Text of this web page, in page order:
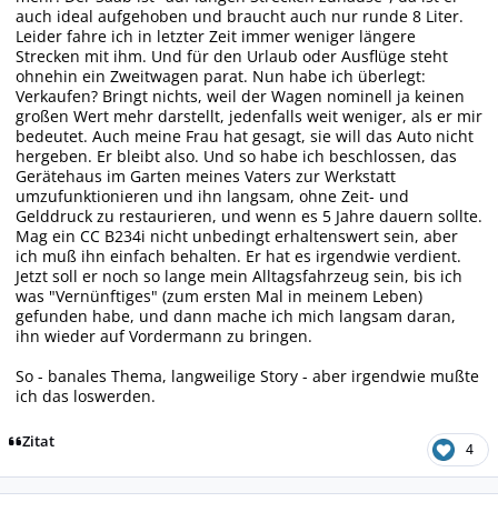
auch ideal aufgehoben und braucht auch nur runde 8 Liter.
Leider fahre ich in letzter Zeit immer weniger längere
Strecken mit ihm. Und für den Urlaub oder Ausflüge steht
ohnehin ein Zweitwagen parat. Nun habe ich überlegt:
Verkaufen? Bringt nichts, weil der Wagen nominell ja keinen
großen Wert mehr darstellt, jedenfalls weit weniger, als er mir
bedeutet. Auch meine Frau hat gesagt, sie will das Auto nicht
hergeben. Er bleibt also. Und so habe ich beschlossen, das
Gerätehaus im Garten meines Vaters zur Werkstatt
umzufunktionieren und ihn langsam, ohne Zeit- und
Gelddruck zu restaurieren, und wenn es 5 Jahre dauern sollte.
Mag ein CC B234i nicht unbedingt erhaltenswert sein, aber
ich muß ihn einfach behalten. Er hat es irgendwie verdient.
Jetzt soll er noch so lange mein Alltagsfahrzeug sein, bis ich
was "Vernünftiges" (zum ersten Mal in meinem Leben)
gefunden habe, und dann mache ich mich langsam daran,
ihn wieder auf Vordermann zu bringen.
So - banales Thema, langweilige Story - aber irgendwie mußte
ich das loswerden.
Zitat 4